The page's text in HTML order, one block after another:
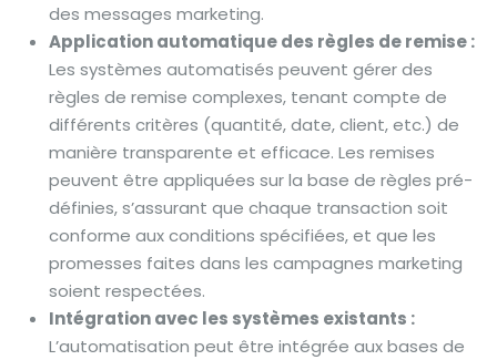
des messages marketing.
Application automatique des règles de remise :
Les systèmes automatisés peuvent gérer des
règles de remise complexes, tenant compte de
différents critères (quantité, date, client, etc.) de
manière transparente et efficace. Les remises
peuvent être appliquées sur la base de règles pré-
définies, s’assurant que chaque transaction soit
conforme aux conditions spécifiées, et que les
promesses faites dans les campagnes marketing
soient respectées.
Intégration avec les systèmes existants :
L’automatisation peut être intégrée aux bases de